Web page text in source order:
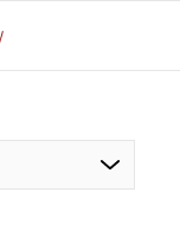
aanmelding